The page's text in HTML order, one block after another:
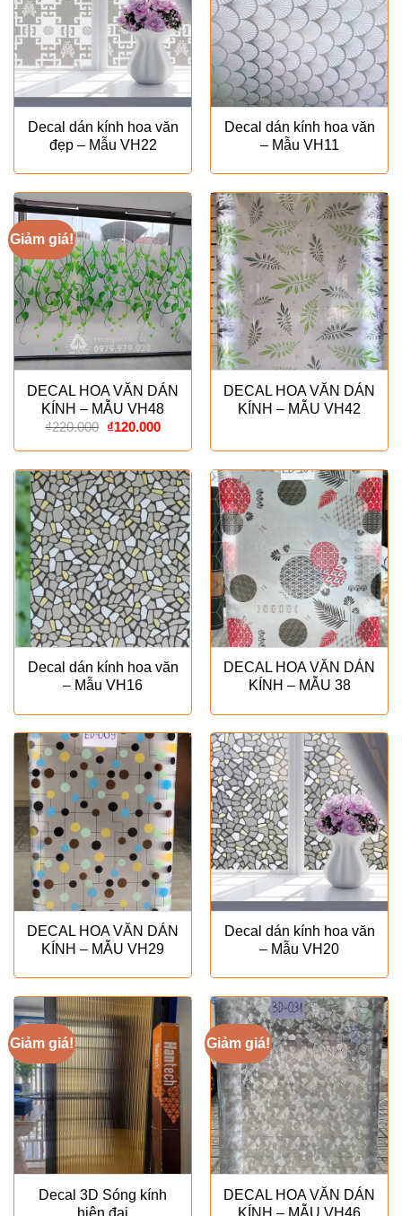
Decal dán kính hoa văn
đẹp – Mẫu VH22
Decal dán kính hoa văn
– Mẫu VH11
Giảm giá!
DECAL HOA VĂN DÁN
KÍNH – MẪU VH48
₫220.000 Giá
là:
₫220.000.
₫120.000Giá
tại
là:
₫120.000.
DECAL HOA VĂN DÁN
KÍNH – MẪU VH42
Decal dán kính hoa văn
– Mẫu VH16
DECAL HOA VĂN DÁN
KÍNH – MẪU 38
DECAL HOA VĂN DÁN
KÍNH – MẪU VH29
Decal dán kính hoa văn
– Mẫu VH20
Giảm giá!
Decal 3D Sóng kính
hiện đại
Giảm giá!
DECAL HOA VĂN DÁN
KÍNH – MẪU VH46